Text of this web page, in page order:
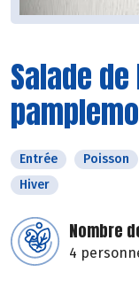
Salade
Entrée Poisson
Hiver
Nombre
4